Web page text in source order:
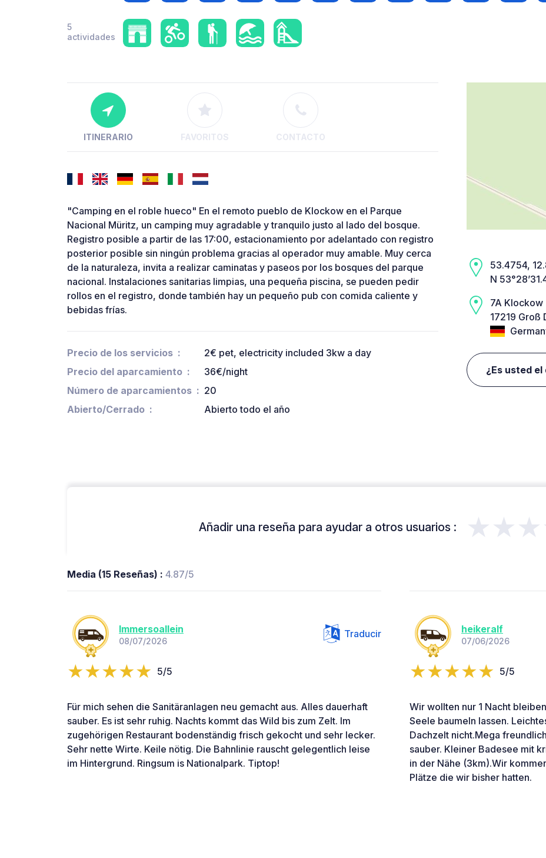
5
actividades
ITINERARIO FAVORITOS CONTACTO
"Camping en el roble hueco" En el remoto pueblo de Klockow en el Parque
Nacional Müritz, un camping muy agradable y tranquilo justo al lado del bosque.
Registro posible a partir de las 17:00, estacionamiento por adelantado con registro
posterior posible sin ningún problema gracias al operador muy amable. Muy cerca
de la naturaleza, invita a realizar caminatas y paseos por los bosques del parque
nacional. Instalaciones sanitarias limpias, una pequeña piscina, se pueden pedir
rollos en el registro, donde también hay un pequeño pub con comida caliente y
bebidas frías.
Precio de los servicios
2€ pet, electricity included 3kw a day
Precio del aparcamiento
36€/night
Número de aparcamientos
20
Abierto/Cerrado
Abierto todo el año
53.4754,
N
7A Klockow
17219 Groß
¿Es usted
Añadir una reseña para ayudar a otros usuarios :
Media (15 Reseñas) : 4.87/5
Immersoallein
08/07/2026
Traducir
5/5
Für mich sehen die Sanitäranlagen neu gemacht aus. Alles dauerhaft
sauber. Es ist sehr ruhig. Nachts kommt das Wild bis zum Zelt. Im
zugehörigen Restaurant bodenständig frisch gekocht und sehr lecker.
Sehr nette Wirte. Keile nötig. Die Bahnlinie rauscht gelegentlich leise
im Hintergrund. Ringsum is Nationalpark. Tiptop!
heikeralf
07/06/2026
5/5
Wir wollten nur 1 Nacht
Seele baumeln lassen.
Dachzelt nicht.Mega
sauber. Kleiner Badesee mit
in der Nähe (3km).Wir
Plätze die wir bisher hatten.